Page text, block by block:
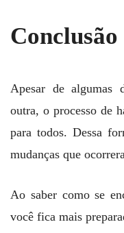
Conclusão
Apesar de algumas
outra, o processo de
para todos. Dessa
mudanças que
Ao saber como se
você fica mais